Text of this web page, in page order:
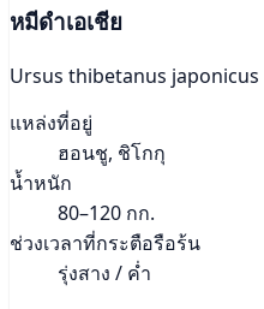
หมีดำเอเชีย
Ursus thibetanus japonicus
แหล่งที่อยู่
ฮอนชู, ชิโกกุ
น้ำหนัก
80–120 กก.
ช่วงเวลาที่กระตือรือร้น
รุ่งสาง / ค่ำ